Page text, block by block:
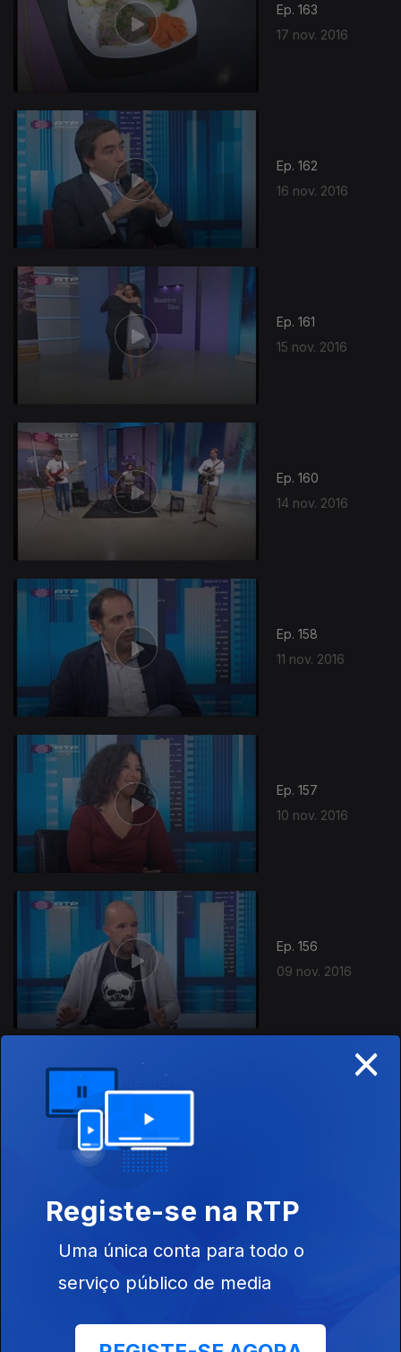
Ep. 163
17 nov. 2016
Ep. 162
16 nov. 2016
Ep. 161
15 nov. 2016
Ep. 160
14 nov. 2016
Ep. 158
11 nov. 2016
Ep. 157
10 nov. 2016
Ep. 156
09 nov. 2016
258388
Ep. 154
×
Registe-se na RTP
Uma única conta para todo o
serviço público de media